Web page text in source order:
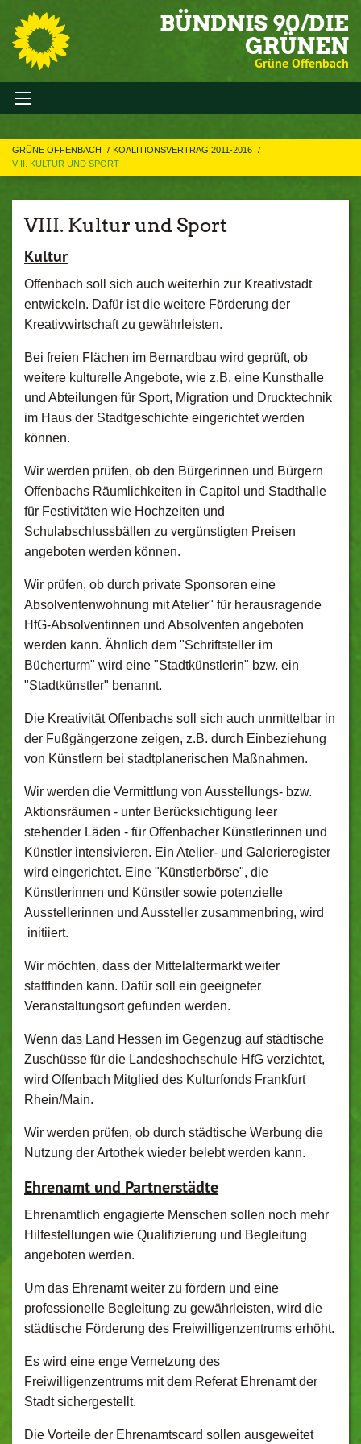
BÜNDNIS 90/DIE
GRÜNEN
Grüne Offenbach
GRÜNE OFFENBACH
KOALITIONSVERTRAG 2011-2016
VIII. KULTUR UND SPORT
VIII. Kultur und Sport
Kultur
Offenbach soll sich auch weiterhin zur Kreativstadt
entwickeln. Dafür ist die weitere Förderung der
Kreativwirtschaft zu gewährleisten.
Bei freien Flächen im Bernardbau wird geprüft, ob
weitere kulturelle Angebote, wie z.B. eine Kunsthalle
und Abteilungen für Sport, Migration und Drucktechnik
im Haus der Stadtgeschichte eingerichtet werden
können.
Wir werden prüfen, ob den Bürgerinnen und Bürgern
Offenbachs Räumlichkeiten in Capitol und Stadthalle
für Festivitäten wie Hochzeiten und
Schulabschlussbällen zu vergünstigten Preisen
angeboten werden können.
Wir prüfen, ob durch private Sponsoren eine
Absolventenwohnung mit Atelier" für herausragende
HfG-Absolventinnen und Absolventen angeboten
werden kann. Ähnlich dem "Schriftsteller im
Bücherturm" wird eine "Stadtkünstlerin" bzw. ein
"Stadtkünstler" benannt.
Die Kreativität Offenbachs soll sich auch unmittelbar in
der Fußgängerzone zeigen, z.B. durch Einbeziehung
von Künstlern bei stadtplanerischen Maßnahmen.
Wir werden die Vermittlung von Ausstellungs- bzw.
Aktionsräumen - unter Berücksichtigung leer
stehender Läden - für Offenbacher Künstlerinnen und
Künstler intensivieren. Ein Atelier- und Galerieregister
wird eingerichtet. Eine "Künstlerbörse", die
Künstlerinnen und Künstler sowie potenzielle
Ausstellerinnen und Aussteller zusammenbring, wird
initiiert.
Wir möchten, dass der Mittelaltermarkt weiter
stattfinden kann. Dafür soll ein geeigneter
Veranstaltungsort gefunden werden.
Wenn das Land Hessen im Gegenzug auf städtische
Zuschüsse für die Landeshochschule HfG verzichtet,
wird Offenbach Mitglied des Kulturfonds Frankfurt
Rhein/Main.
Wir werden prüfen, ob durch städtische Werbung die
Nutzung der Artothek wieder belebt werden kann.
Ehrenamt und Partnerstädte
Ehrenamtlich engagierte Menschen sollen noch mehr
Hilfestellungen wie Qualifizierung und Begleitung
angeboten werden.
Um das Ehrenamt weiter zu fördern und eine
professionelle Begleitung zu gewährleisten, wird die
städtische Förderung des Freiwilligenzentrums erhöht.
Es wird eine enge Vernetzung des
Freiwilligenzentrums mit dem Referat Ehrenamt der
Stadt sichergestellt.
Die Vorteile der Ehrenamtscard sollen ausgeweitet